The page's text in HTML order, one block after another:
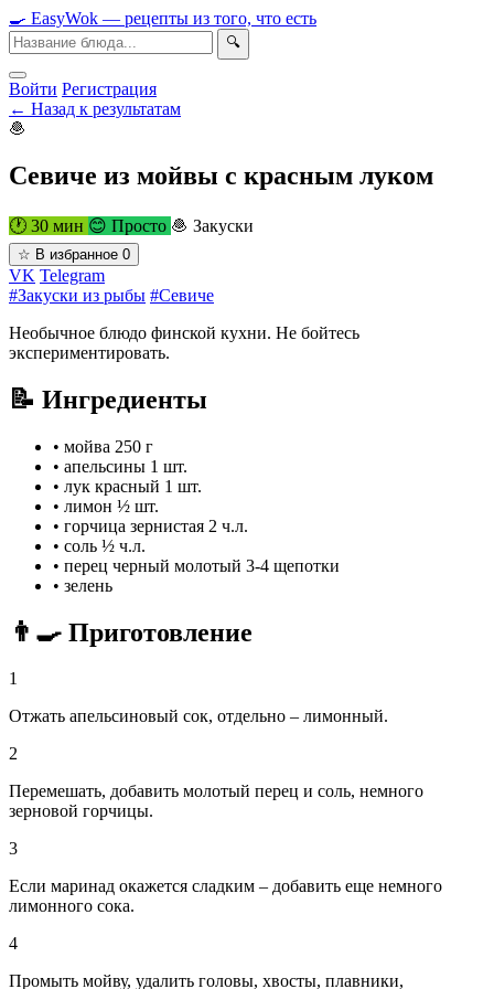
🍳 EasyWok — рецепты из того, что есть
🔍
Войти Регистрация
← Назад к результатам
🧆
Севиче из мойвы с красным луком
🕐 30 мин 😊 Просто 🧆 Закуски
☆ В избранное 0
VK Telegram
#Закуски из рыбы #Севиче
Необычное блюдо финской кухни. Не бойтесь
экспериментировать.
📝 Ингредиенты
• мойва 250 г
• апельсины 1 шт.
• лук красный 1 шт.
• лимон ½ шт.
• горчица зернистая 2 ч.л.
• соль ½ ч.л.
• перец черный молотый 3-4 щепотки
• зелень
👨‍🍳 Приготовление
1
Отжать апельсиновый сок, отдельно – лимонный.
2
Перемешать, добавить молотый перец и соль, немного
зерновой горчицы.
3
Если маринад окажется сладким – добавить еще немного
лимонного сока.
4
Промыть мойву, удалить головы, хвосты, плавники,